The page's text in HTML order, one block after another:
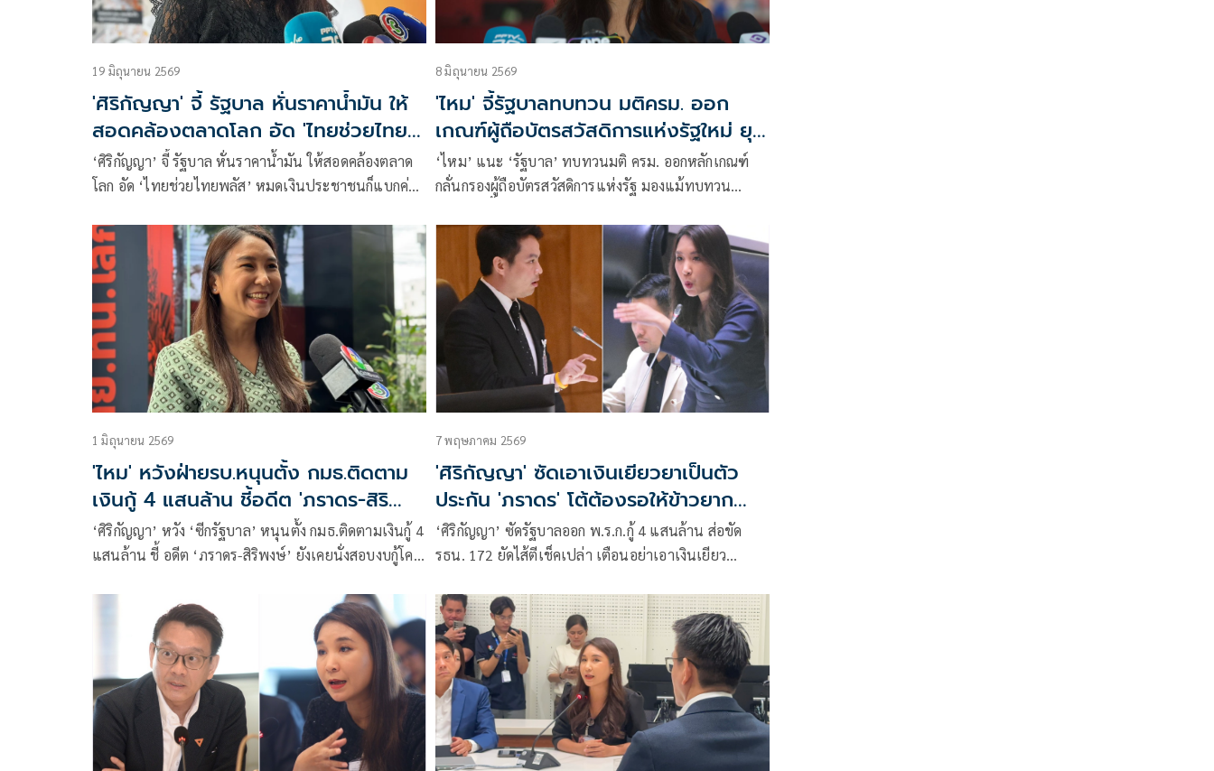
19 มิถุนายน 2569
'ศิริกัญญา' จี้ รัฐบาล หั่นราคาน้ำมัน ให้
สอดคล้องตลาดโลก อัด 'ไทยช่วยไทย
พลัส' ไม่ยั่งยืน
‘ศิริกัญญา’ จี้ รัฐบาล หั่นราคาน้ำมัน ให้สอดคล้องตลาด
โลก อัด ‘ไทยช่วยไทยพลัส’ หมดเงินประชาชนก็แบกค่า
8 มิถุนายน 2569
'ไหม' จี้รัฐบาลทบทวน มติครม. ออก
เกณฑ์ผู้ถือบัตรสวัสดิการแห่งรัฐใหม่ ยุติ
ความสับสน
‘ไหม’ แนะ ‘รัฐบาล’ ทบทวนมติ ครม. ออกหลักเกณฑ์
กลั่นกรองผู้ถือบัตรสวัสดิการแห่งรัฐ มองแม้ทบทวน
1 มิถุนายน 2569
'ไหม' หวังฝ่ายรบ.หนุนตั้ง กมธ.ติดตาม
เงินกู้ 4 แสนล้าน ชี้อดีต 'ภราดร-สิริ
พงษ์' เคยนั่งสอบงบกู้โควิด
‘ศิริกัญญา’ หวัง ‘ซีกรัฐบาล’ หนุนตั้ง กมธ.ติดตามเงินกู้ 4
แสนล้าน ชี้ อดีต ‘ภราดร-สิริพงษ์’ ยังเคยนั่งสอบงบกู้โค
7 พฤษภาคม 2569
'ศิริกัญญา' ซัดเอาเงินเยียวยาเป็นตัว
ประกัน 'ภราดร' โต้ต้องรอให้ข้าวยาก
หมากแพงเหรอ
‘ศิริกัญญา’ ซัดรัฐบาลออก พ.ร.ก.กู้ 4 แสนล้าน ส่อขัด
รธน. 172 ยัดไส้ตีเช็คเปล่า เตือนอย่าเอาเงินเยียว
รับมือพิษสงคราม ย้ำออก พ.ร.ก.ไม่ขัดรธน.